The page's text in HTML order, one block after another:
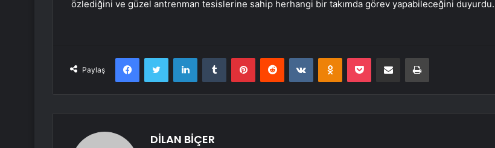
özlediğini ve güzel antrenman tesislerine sahip herhangi bir takımda görev yapabileceğini duyurdu.
Paylaş
FacebookTwitter LinkedInTumblr PinterestReddit VKontakteOdnoklassniki
Pocket E-Posta ile paylaş Yazdır
DİLAN BİÇER